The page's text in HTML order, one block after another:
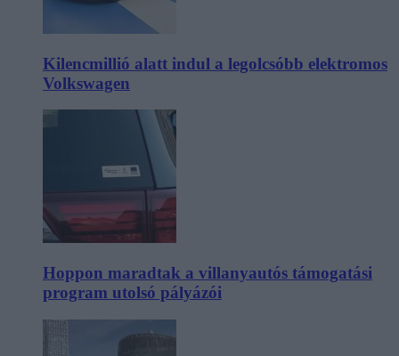
Kilencmillió alatt indul a legolcsóbb elektromos
Volkswagen
Hoppon maradtak a villanyautós támogatási
program utolsó pályázói